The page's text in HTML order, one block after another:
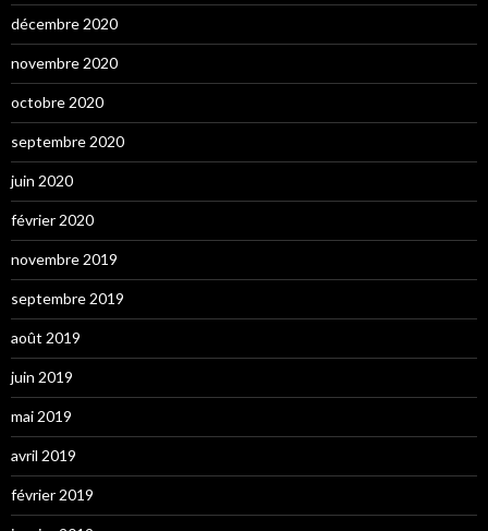
décembre 2020
novembre 2020
octobre 2020
septembre 2020
juin 2020
février 2020
novembre 2019
septembre 2019
août 2019
juin 2019
mai 2019
avril 2019
février 2019